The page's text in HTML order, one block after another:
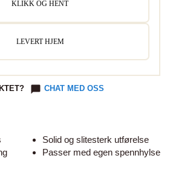
KLIKK OG HENT
LEVERT HJEM
CHAT MED OSS
Solid og slitesterk utførelse
Passer med egen spennhylse